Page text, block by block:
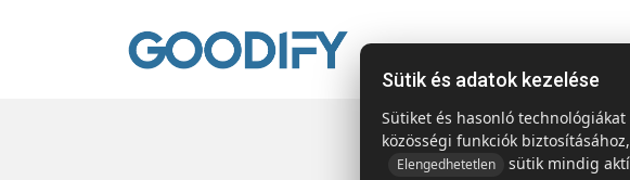
Kezdőlap Termékek
Sütik és adatok kezelése
Sütiket és hasonló
közösségi funkciók
Elengedhetetlen sütik mindig